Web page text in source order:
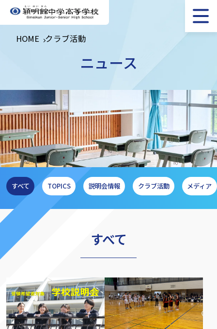
HOME クラブ活動
ニュース
すべて TOPICS 説明会情報 クラブ活動 メディア
すべて